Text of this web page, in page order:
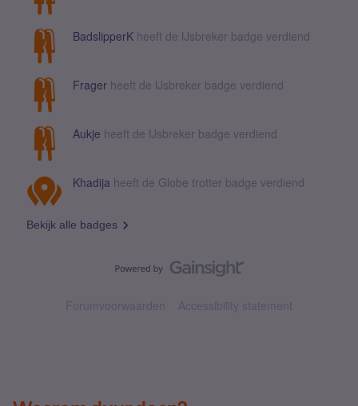
BadslipperK heeft de IJsbreker badge verdiend
Frager heeft de IJsbreker badge verdiend
Aukje heeft de IJsbreker badge verdiend
Khadija heeft de Globe trotter badge verdiend
Bekijk alle badges
Forumvoorwaarden Accessibility statement